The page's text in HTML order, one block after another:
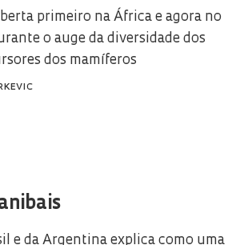
primeiro na África e agora no
o auge da diversidade dos
dos mamíferos
e da Argentina explica como uma